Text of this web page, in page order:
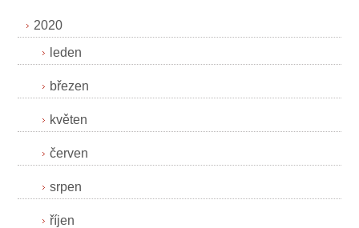
2020
leden
březen
květen
červen
srpen
říjen